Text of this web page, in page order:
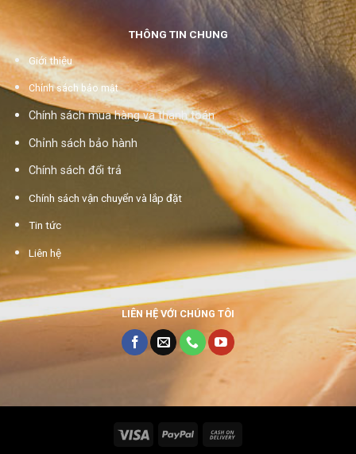
THÔNG TIN CHUNG
Giới thiệu
Chính sách bảo mật
Chính sách mua hàng và thanh toán
Chỉnh sách bảo hành
Chính sách đổi trả
Chính sách vận chuyển và lắp đặt
Tin tức
Liên hệ
LIÊN HỆ VỚI CHÚNG TÔI